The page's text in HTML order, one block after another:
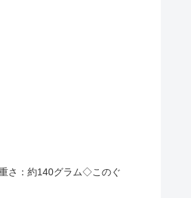
さ：約140グラム◇このぐ